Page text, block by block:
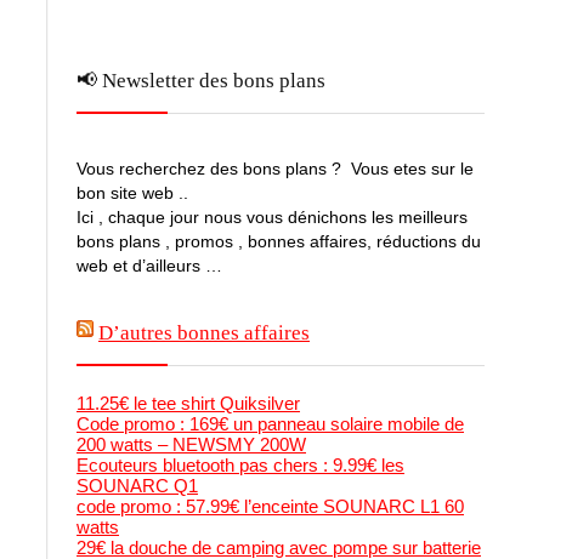
📢 Newsletter des bons plans
Vous recherchez des bons plans ? Vous etes sur le
bon site web ..
Ici , chaque jour nous vous dénichons les meilleurs
bons plans , promos , bonnes affaires, réductions du
web et d’ailleurs …
D’autres bonnes affaires
11.25€ le tee shirt Quiksilver
Code promo : 169€ un panneau solaire mobile de
200 watts – NEWSMY 200W
Ecouteurs bluetooth pas chers : 9.99€ les
SOUNARC Q1
code promo : 57.99€ l’enceinte SOUNARC L1 60
watts
29€ la douche de camping avec pompe sur batterie